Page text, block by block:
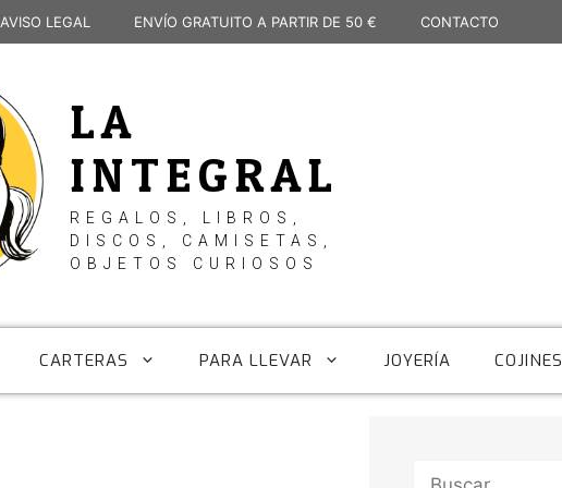
AVISO LEGAL ENVÍO GRATUITO A PARTIR DE 50 € CONTACTO
LA
INTEGRAL
REGALOS, LIBROS,
DISCOS, CAMISETAS,
OBJETOS CURIOSOS
CARTERAS PARA LLEVAR JOYERÍA COJINES
Buscar: